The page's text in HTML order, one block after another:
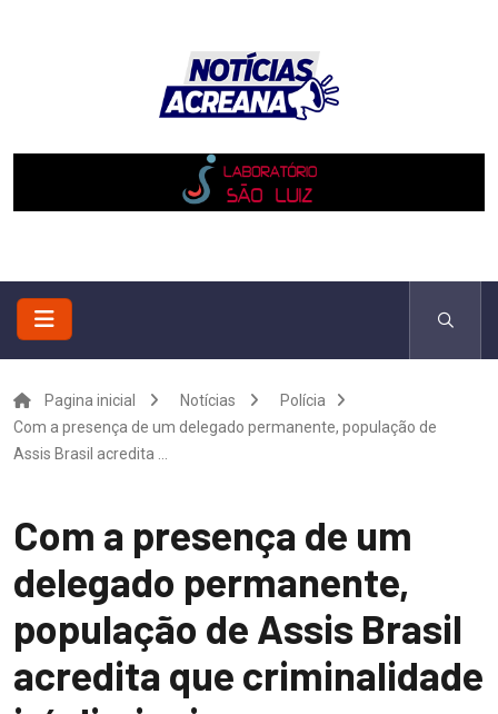
Pagina inicial Notícias
Polícia
Com a presença de um delegado permanente, população de
Assis Brasil acredita ...
Com a presença de um
delegado permanente,
população de Assis Brasil
acredita que criminalidade